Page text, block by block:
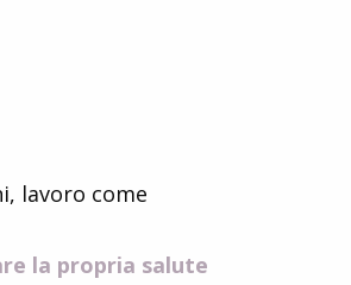
lavoro come
la propria salute